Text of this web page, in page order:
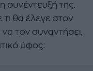
συνέντευξή της.
θα έλεγε στον
τον συναντήσει,
ύφος: